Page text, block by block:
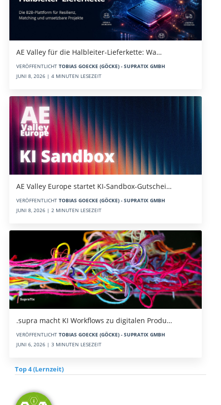
AE Valley für die Halbleiter-Lieferkette: Wa…
VERÖFFENTLICHT TOBIAS GOECKE (GÖCKE) - SUPRATIX GMBH
JUNI 8, 2026 | 4 MINUTEN LESEZEIT
AE Valley Europe startet KI-Sandbox-Gutschei…
VERÖFFENTLICHT TOBIAS GOECKE (GÖCKE) - SUPRATIX GMBH
JUNI 8, 2026 | 2 MINUTEN LESEZEIT
.supra macht KI Workflows zu digitalen Produ…
VERÖFFENTLICHT TOBIAS GOECKE (GÖCKE) - SUPRATIX GMBH
JUNI 6, 2026 | 3 MINUTEN LESEZEIT
Top 4 (Lernzeit)